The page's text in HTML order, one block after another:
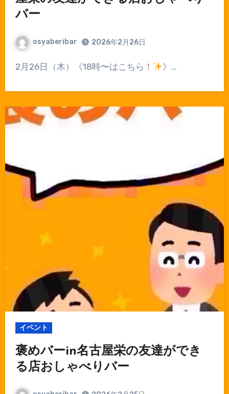
バー
osyaberibar 2026年2月26日
2月26日（木）《18時〜はこちら！ 》…
イベント
褒めバーin名古屋栄の友達ができ
る店おしゃべりバー